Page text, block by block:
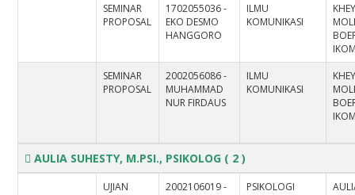
SEMINAR
PROPOSAL
1702055036 -
EKO DESMO
HANGGORO
ILMU
KOMUNIKASI
SEMINAR
PROPOSAL
2002056086 -
MUHAMMAD
NUR FIRDAUS
ILMU
KOMUNIKASI
AULIA SUHESTY, M.PSI., PSIKOLOG ( 2 )
UJIAN
2002106019 -
PSIKOLOGI